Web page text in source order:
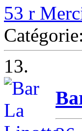
53 r
13.